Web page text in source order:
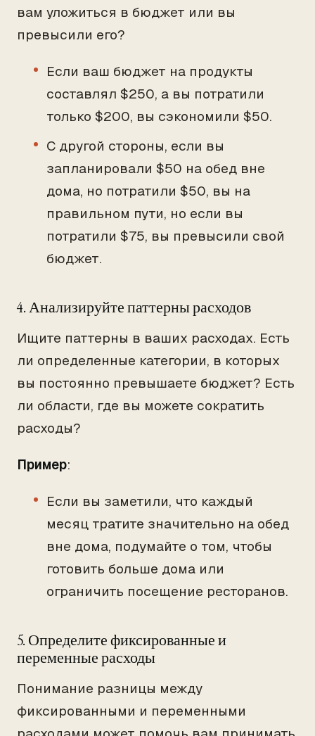
вам уложиться в бюджет или вы
превысили его?
Если ваш бюджет на продукты
составлял $250, а вы потратили
только $200, вы сэкономили $50.
С другой стороны, если вы
запланировали $50 на обед вне
дома, но потратили $50, вы на
правильном пути, но если вы
потратили $75, вы превысили свой
бюджет.
4. Анализируйте паттерны расходов
Ищите паттерны в ваших расходах. Есть
ли определенные категории, в которых
вы постоянно превышаете бюджет? Есть
ли области, где вы можете сократить
расходы?
Пример:
Если вы заметили, что каждый
месяц тратите значительно на обед
вне дома, подумайте о том, чтобы
готовить больше дома или
ограничить посещение ресторанов.
5. Определите фиксированные и
переменные расходы
Понимание разницы между
фиксированными и переменными